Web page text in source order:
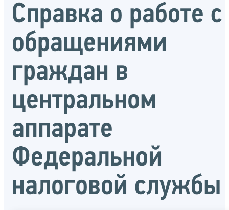
Справка о работе с
обращениями
граждан в
центральном
аппарате
Федеральной
налоговой службы